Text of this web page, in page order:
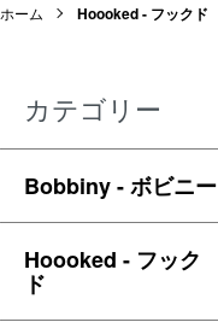
ホーム Hoooked - フックド
カテゴリー
Bobbiny - ボビニー
Hoooked - フック
ド